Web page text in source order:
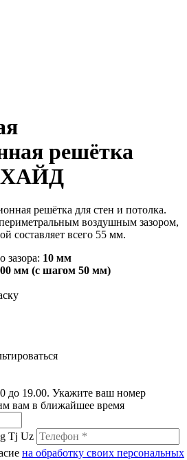
решётка
ХАЙД
решётка для стен и потолка.
воздушным зазором,
составляет всего 55 мм.
10 мм
мм (с шагом 50 мм)
до 19.00. Укажите ваш номер
вам в ближайшее время
Tj Uz
на обработку своих персональных